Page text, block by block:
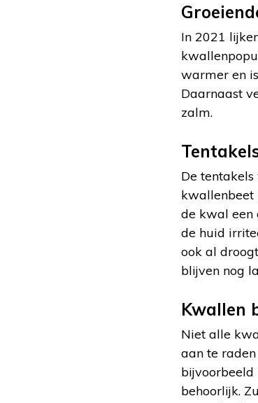
In 2021
warmer en
Daarnaast
zalm.
De
kwallenbeet
de kwal een
de huid
ook al
blijven nog
Kwallen
Niet alle
aan te
behoorlijk.